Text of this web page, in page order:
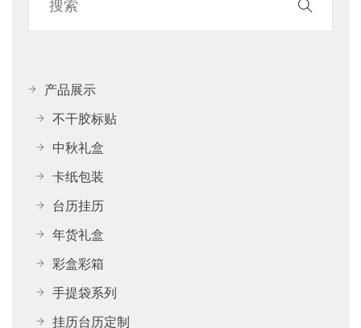
产品展示
不干胶标贴
中秋礼盒
卡纸包装
台历挂历
年货礼盒
彩盒彩箱
手提袋系列
挂历台历定制